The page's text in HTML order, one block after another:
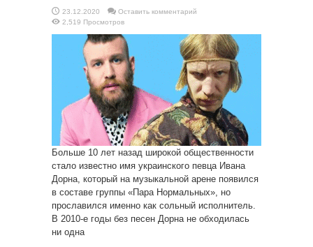
23.12.2020
Оставить комментарий
2,519 Просмотров
Больше 10 лет назад широкой общественности
стало известно имя украинского певца Ивана
Дорна, который на музыкальной арене появился
в составе группы «Пара Нормальных», но
прославился именно как сольный исполнитель.
В 2010-е годы без песен Дорна не обходилась
ни одна